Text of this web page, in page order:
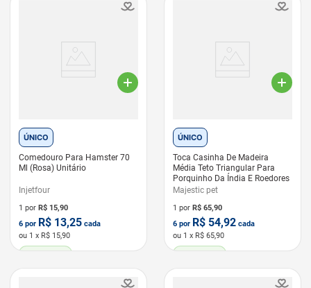
ÚNICO
Comedouro Para Hamster 70
Ml (Rosa) Unitário
Injetfour
1 por R$ 15,90
6 por R$ 13,25 cada
ou 1 x R$ 15,90
ÚNICO
Toca Casinha De Madeira
Média Teto Triangular Para
Porquinho Da Índia E Roedores
Majestic pet
1 por R$ 65,90
6 por R$ 54,92 cada
ou 1 x R$ 65,90